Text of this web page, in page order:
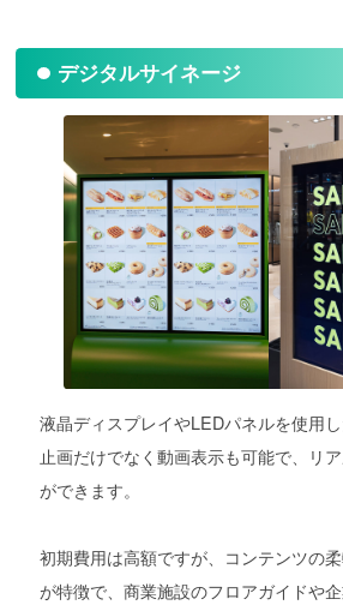
デジタルサイネージ
液晶ディスプレイやLEDパネルを使用
止画だけでなく動画表示も可能で、リ
ができます。
初期費用は高額ですが、コンテンツの
が特徴で、商業施設のフロアガイドや